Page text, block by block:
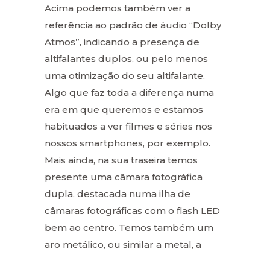
Acima podemos também ver a
referência ao padrão de áudio “Dolby
Atmos”, indicando a presença de
altifalantes duplos, ou pelo menos
uma otimização do seu altifalante.
Algo que faz toda a diferença numa
era em que queremos e estamos
habituados a ver filmes e séries nos
nossos smartphones, por exemplo.
Mais ainda, na sua traseira temos
presente uma câmara fotográfica
dupla, destacada numa ilha de
câmaras fotográficas com o flash LED
bem ao centro. Temos também um
aro metálico, ou similar a metal, a